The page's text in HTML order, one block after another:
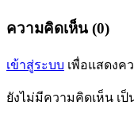
ความคิดเห็น (0)
เข้าสู่ระบบ เพื่อแสดงค
ยังไม่มีความคิดเห็น เ